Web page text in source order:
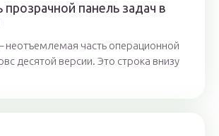
прозрачной панель задач в
неотъемлемая часть операционной
десятой версии. Это строка внизу